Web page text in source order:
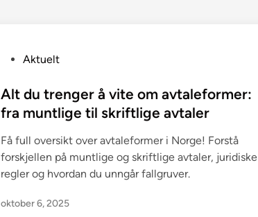
s
t
d
i
n
Aktuelt
Alt du trenger å vite om avtaleformer:
fra muntlige til skriftlige avtaler
Få full oversikt over avtaleformer i Norge! Forstå
forskjellen på muntlige og skriftlige avtaler, juridiske
regler og hvordan du unngår fallgruver.
oktober 6, 2025